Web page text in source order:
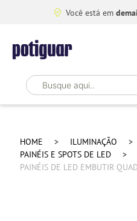
Você está em
HOME
ILUMINAÇÃO
PAINÉIS E SPOTS DE LED
PAINÉIS DE LED EMBUTIR